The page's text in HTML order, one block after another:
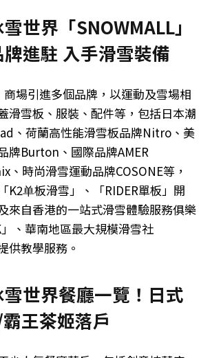
世界「SNOWMALL」
進駐 入手滑雪裝備
商場引進多個品牌，以運動及雪場相
滑雪板、服裝、配件等，包括日本潮
、荷蘭高性能滑雪板品牌Nitro、美
牌Burton、國際品牌AMER
、時尚滑雪運動品牌COSONE等，
K2单板滑雪」、「RIDER單板」開
來自香港的一站式滑雪體驗服務俱樂
、華南地區最大規模滑雪社
供教學服務。
世界餐廳一覽！日式
王茶姬落戶